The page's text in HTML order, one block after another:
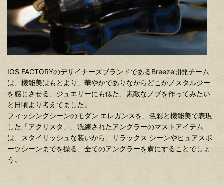
IOS FACTORYのデザイナーズブランドであるBreeze開発チーム
は、機能美はもとより、華やかでありながらどこかノスタルジー
を感じさせる、ジュエリーにも似た、素敵なノブを作ってみたい
と日頃より考えてました。
フィッシングシーンのモダン エレガンスを、色彩と機能美で表現
した「アクリスタ」、洗練されたアングラーのマストアイテム
は、スタイリッシュな装いから、リラックス シーンやピュアスポ
ーツシーンまでを操る、全てのアングラーを虜にすることでしょ
う。